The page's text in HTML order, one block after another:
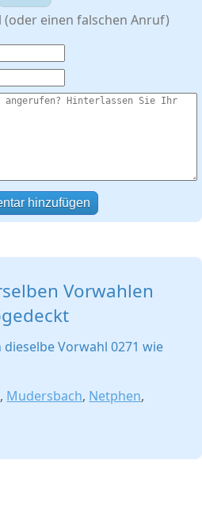
einen falschen Anruf)
hinzufügen
Vorwahlen
Vorwahl 0271 wie
, Mudersbach, Netphen,